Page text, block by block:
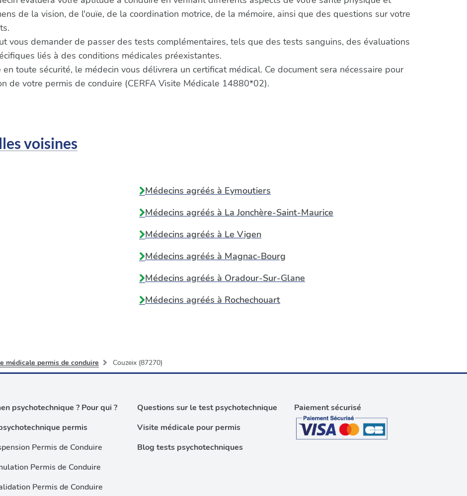
de la vision, de l'ouïe, de la coordination motrice, de la mémoire, ainsi que des questions sur votre
vous demander de passer des tests complémentaires, tels que des tests sanguins, des évaluations
liés à des conditions médicales préexistantes.
toute sécurité, le médecin vous délivrera un certificat médical. Ce document sera nécessaire pour
de votre permis de conduire (CERFA Visite Médicale 14880*02).
voisines
Médecins agréés à Eymoutiers
Médecins agréés à La Jonchère-Saint-Maurice
Médecins agréés à Le Vigen
Médecins agréés à Magnac-Bourg
Médecins agréés à Oradour-Sur-Glane
Médecins agréés à Rochechouart
médicale permis de conduire Couzeix (87270)
psychotechnique ? Pour qui ?
permis
Permis de Conduire
Permis de Conduire
Permis de Conduire
Questions sur le test psychotechnique
Visite médicale pour permis
Blog tests psychotechniques
Paiement sécurisé